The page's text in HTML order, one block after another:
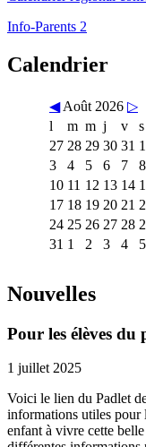
Info-Parents 2
Calendrier
◀ Août 2026 ▷
l
m m j v s
27 28 29 30 31 1
3
4 5 6 7 8
10 11 12 13 14
17 18 19 20 21
24 25 26 27 28
31 1 2 3 4 5
Nouvelles
Pour les élèves du
1 juillet 2025
Voici le lien du Padlet
informations utiles pour
enfant à vivre cette